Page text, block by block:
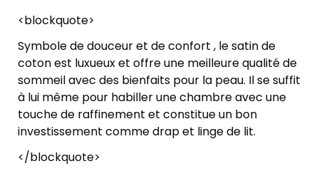
<blockquote>
Symbole de douceur et de confort , le satin de
coton est luxueux et offre une meilleure qualité de
sommeil avec des bienfaits pour la peau. Il se suffit
à lui même pour habiller une chambre avec une
touche de raffinement et constitue un bon
investissement comme drap et linge de lit.
</blockquote>